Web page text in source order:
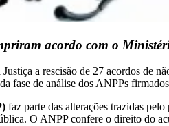
acordo com o
a rescisão de 27 acordos de
fase de análise dos ANPPs
faz parte das alterações trazidas
O ANPP confere o direito do